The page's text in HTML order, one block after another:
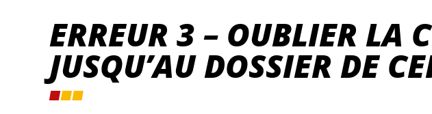
ERREUR 3 – OUBLIER LA
JUSQU’AU DOSSIER DE